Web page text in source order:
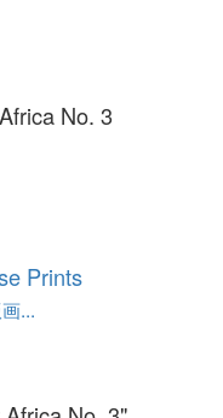
No. 3
Prints
...